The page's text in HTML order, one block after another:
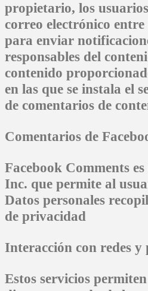
propietario, los
correo electrónico
para enviar
responsables del
contenido
en las que se instala el
de comentarios de
Comentarios de
Facebook Comments
Inc. que permite al
Datos personales
de privacidad
Interacción con redes y
Estos servicios